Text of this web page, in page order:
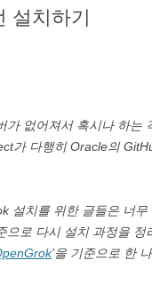
설치하기
가 없어져서 혹시나 하는
가 다행히 Oracle의
설치를 위한 글들은 너
으로 다시 설치 과정을 정
’을 기준으로 한